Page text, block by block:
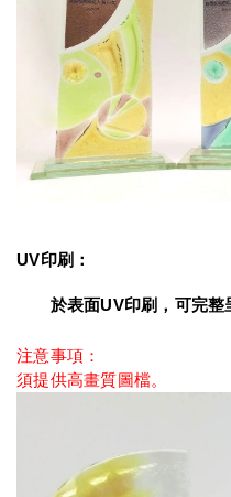
UV印刷：
於表面UV印刷，可完整
注意事項：
須提供高畫質圖檔。